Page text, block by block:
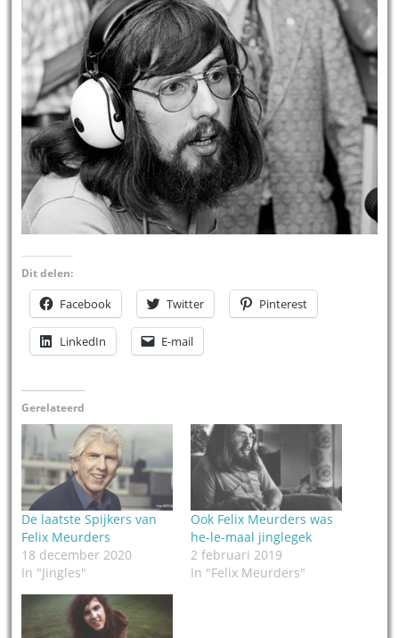
Dit delen:
Facebook Twitter Pinterest
LinkedIn E-mail
Gerelateerd
De laatste Spijkers van
Felix Meurders
18 december 2020
In "Jingles"
Ook Felix Meurders was
he-le-maal jinglegek
2 februari 2019
In "Felix Meurders"